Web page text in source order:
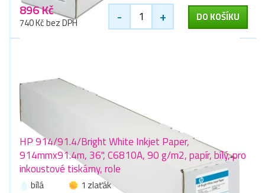
896 Kč
740 Kč bez DPH - + DO KOŠÍKU
HP 914/91.4/Bright White Inkjet Paper,
914mmx91.4m, 36", C6810A, 90 g/m2, papír, bílý, pro
inkoustové tiskárny, role
bílá
1 zlaťák